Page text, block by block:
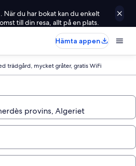
När du har bokat kan du enkelt
till din resa, allt på en plats.
Hämta appen
trädgård, mycket gråter, gratis WiFi